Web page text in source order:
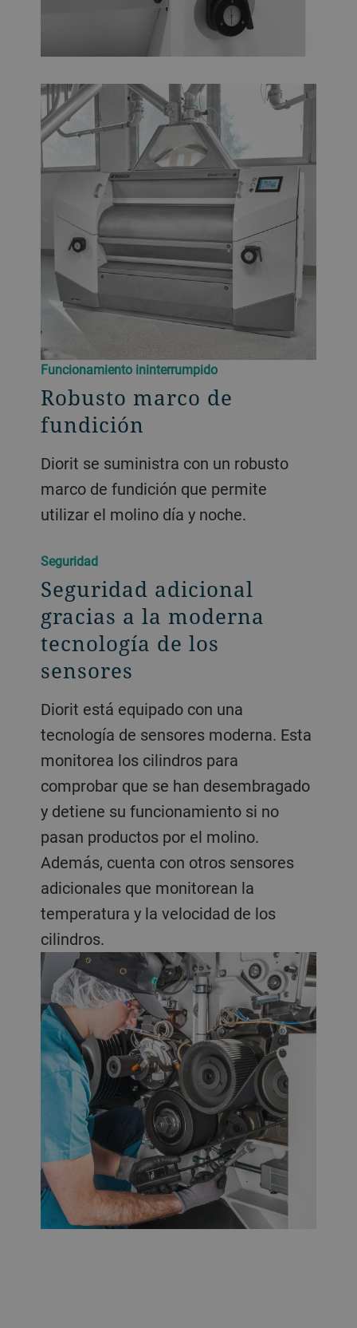
Funcionamiento ininterrumpido
Robusto marco de
fundición
Diorit se suministra con un robusto
marco de fundición que permite
utilizar el molino día y noche.
Seguridad
Seguridad adicional
gracias a la moderna
tecnología de los
sensores
Diorit está equipado con una
tecnología de sensores moderna. Esta
monitorea los cilindros para
comprobar que se han desembragado
y detiene su funcionamiento si no
pasan productos por el molino.
Además, cuenta con otros sensores
adicionales que monitorean la
temperatura y la velocidad de los
cilindros.